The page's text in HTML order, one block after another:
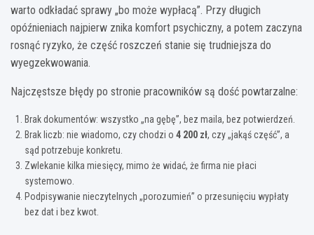
warto odkładać sprawy „bo może wypłacą”. Przy długich
opóźnieniach najpierw znika komfort psychiczny, a potem zaczyna
rosnąć ryzyko, że część roszczeń stanie się trudniejsza do
wyegzekwowania.
Najczęstsze błędy po stronie pracowników są dość powtarzalne:
Brak dokumentów: wszystko „na gębę”, bez maila, bez potwierdzeń.
Brak liczb: nie wiadomo, czy chodzi o 4 200 zł, czy „jakąś część”, a
sąd potrzebuje konkretu.
Zwlekanie kilka miesięcy, mimo że widać, że firma nie płaci
systemowo.
Podpisywanie nieczytelnych „porozumień” o przesunięciu wypłaty
bez dat i bez kwot.